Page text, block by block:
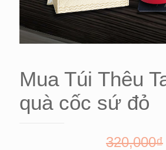
Mua Túi Thêu
quà cốc sứ đỏ
320,000₫